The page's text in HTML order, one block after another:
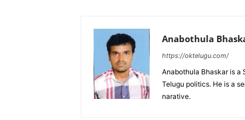
Anabothula
https://oktelugu.com/
Anabothula Bhaskar is a
Telugu politics. He is a
narative.